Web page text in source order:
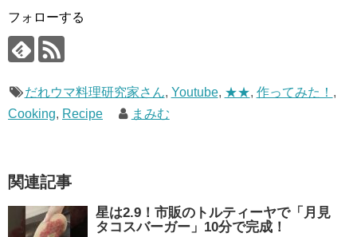
フォローする
だれウマ料理研究家さん, Youtube, ★★, 作ってみた！ ,
Cooking, Recipe まみむ
関連記事
星は2.9！市販のトルティーヤで「月見
タコスバーガー」10分で完成！